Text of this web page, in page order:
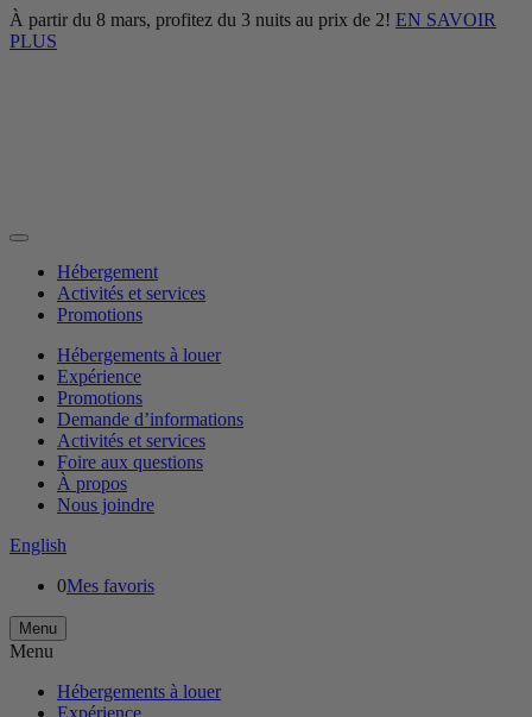
À partir du 8 mars, profitez du 3 nuits au prix de 2! EN SAVOIR
PLUS
Hébergement
Activités et services
Promotions
Hébergements à louer
Expérience
Promotions
Demande d’informations
Activités et services
Foire aux questions
À propos
Nous joindre
English
0Mes favoris
Menu
Menu
Hébergements à louer
Expérience